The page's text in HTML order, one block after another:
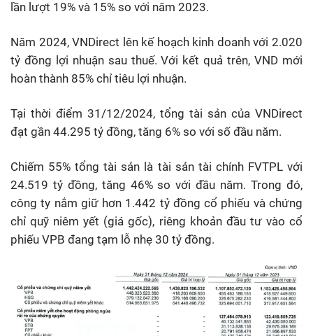
lần lượt 19% và 15% so với năm 2023.
Năm 2024, VNDirect lên kế hoạch kinh doanh với 2.020
tỷ đồng lợi nhuận sau thuế. Với kết quả trên, VND mới
hoàn thành 85% chỉ tiêu lợi nhuận.
Tại thời điểm 31/12/2024, tổng tài sản của VNDirect
đạt gần 44.295 tỷ đồng, tăng 6% so với số đầu năm.
Chiếm 55% tổng tài sản là tài sản tài chính FVTPL với
24.519 tỷ đồng, tăng 46% so với đầu năm. Trong đó,
công ty nắm giữ hơn 1.442 tỷ đồng cổ phiếu và chứng
chỉ quỹ niêm yết (giá gốc), riêng khoản đầu tư vào cổ
phiếu VPB đang tạm lỗ nhẹ 30 tỷ đồng.